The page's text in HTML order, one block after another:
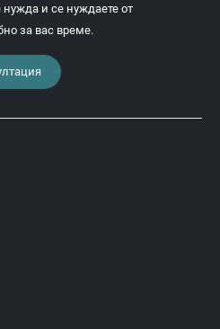
нужда и се нуждаете от
за вас време.